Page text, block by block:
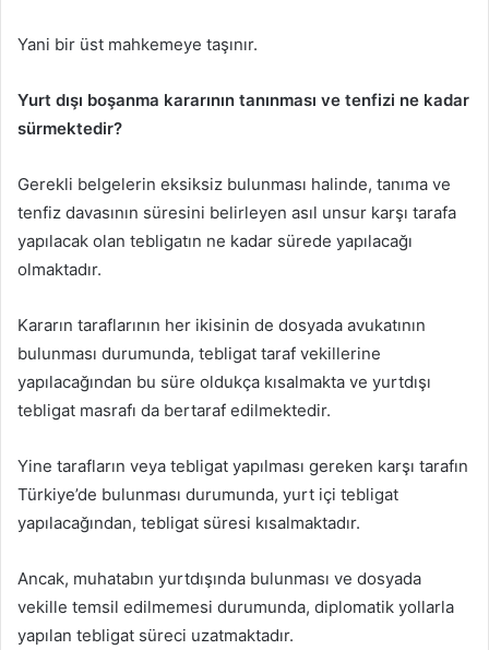
Yani bir üst mahkemeye taşınır.
Yurt dışı boşanma kararının tanınması ve tenfizi ne kadar
sürmektedir?
Gerekli belgelerin eksiksiz bulunması halinde, tanıma ve
tenfiz davasının süresini belirleyen asıl unsur karşı tarafa
yapılacak olan tebligatın ne kadar sürede yapılacağı
olmaktadır.
Kararın taraflarının her ikisinin de dosyada avukatının
bulunması durumunda, tebligat taraf vekillerine
yapılacağından bu süre oldukça kısalmakta ve yurtdışı
tebligat masrafı da bertaraf edilmektedir.
Yine tarafların veya tebligat yapılması gereken karşı tarafın
Türkiye’de bulunması durumunda, yurt içi tebligat
yapılacağından, tebligat süresi kısalmaktadır.
Ancak, muhatabın yurtdışında bulunması ve dosyada
vekille temsil edilmemesi durumunda, diplomatik yollarla
yapılan tebligat süreci uzatmaktadır.